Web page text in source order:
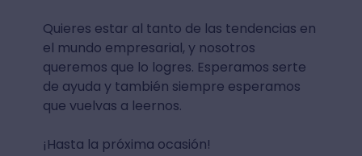
Quieres estar al tanto de las tendencias en
el mundo empresarial, y nosotros
queremos que lo logres. Esperamos serte
de ayuda y también siempre esperamos
que vuelvas a leernos.
¡Hasta la próxima ocasión!